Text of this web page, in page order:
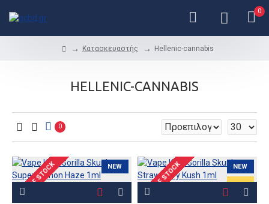
0
Κατασκευαστής Hellenic-cannabis
HELLENIC-CANNABIS
0
NEW
OUT OF STOCK NEW
OUT OF STOCK